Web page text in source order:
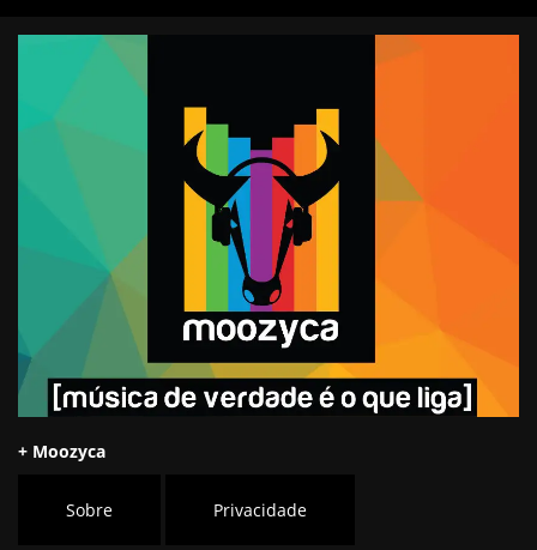
+ Moozyca
Sobre Privacidade